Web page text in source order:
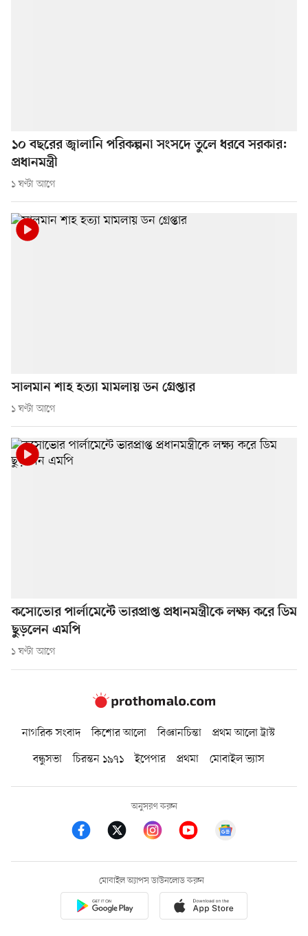
১০ বছরের জ্বালানি পরিকল্পনা সংসদে তুলে ধরবে সরকার:
প্রধানমন্ত্রী
১ ঘণ্টা আগে
সালমান শাহ হত্যা মামলায় ডন গ্রেপ্তার
১ ঘণ্টা আগে
কসোভোর পার্লামেন্টে ভারপ্রাপ্ত প্রধানমন্ত্রীকে লক্ষ্য করে ডিম
ছুড়লেন এমপি
১ ঘণ্টা আগে
নাগরিক সংবাদ কিশোর আলো বিজ্ঞানচিন্তা
প্রথম আলো ট্রাস্ট
বন্ধুসভা
চিরন্তন ১৯৭১ ইপেপার প্রথমা মোবাইল ভ্যাস
অনুসরণ করুন
মোবাইল অ্যাপস ডাউনলোড করুন